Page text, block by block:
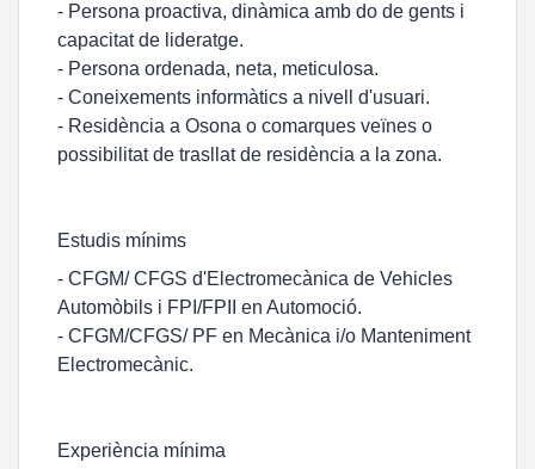
- Persona proactiva, dinàmica amb do de gents i
capacitat de lideratge.
- Persona ordenada, neta, meticulosa.
- Coneixements informàtics a nivell d'usuari.
- Residència a Osona o comarques veïnes o
possibilitat de trasllat de residència a la zona.
Estudis mínims
- CFGM/ CFGS d'Electromecànica de Vehicles
Automòbils i FPI/FPII en Automoció.
- CFGM/CFGS/ PF en Mecànica i/o Manteniment
Electromecànic.
Experiència mínima